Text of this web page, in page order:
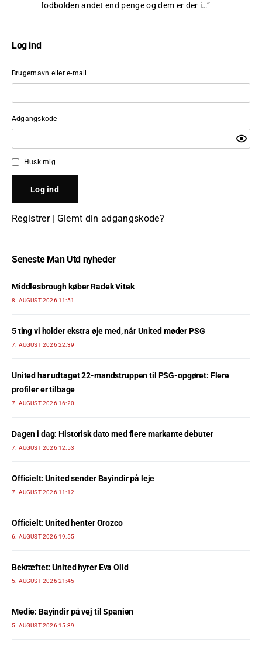
fodbolden andet end penge og dem er der i…”
Log ind
Brugernavn eller e-mail
Adgangskode
Husk mig
Registrer| Glemt din adgangskode?
Seneste Man Utd nyheder
Middlesbrough køber Radek Vitek
8. AUGUST 2026 11:51
5 ting vi holder ekstra øje med, når United møder PSG
7. AUGUST 2026 22:39
United har udtaget 22-mandstruppen til PSG-opgøret: Flere
profiler er tilbage
7. AUGUST 2026 16:20
Dagen i dag: Historisk dato med flere markante debuter
7. AUGUST 2026 12:53
Officielt: United sender Bayindir på leje
7. AUGUST 2026 11:12
Officielt: United henter Orozco
6. AUGUST 2026 19:55
Bekræftet: United hyrer Eva Olid
5. AUGUST 2026 21:45
Medie: Bayindir på vej til Spanien
5. AUGUST 2026 15:39